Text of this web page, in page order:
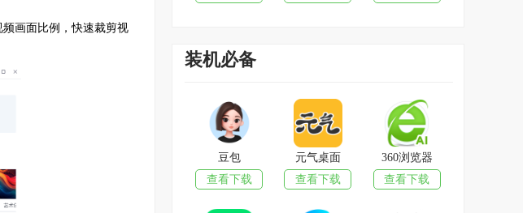
画面比例，快速裁剪视
装机必备
豆包
查看下载
元气桌面
查看下载
360浏览器
查看下载